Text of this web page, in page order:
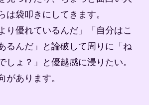
は袋叩きにしてきます。
り優れているんだ」「自分はこ
るんだ」と論破して周りに「ね
しょ？」と優越感に浸りたい。
があります。